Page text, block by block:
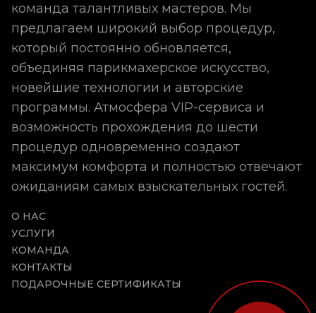
команда талантливых мастеров. Мы
предлагаем широкий выбор процедур,
который постоянно обновляется,
объединяя парикмахерское искусство,
новейшие технологии и авторские
программы. Атмосфера VIP-сервиса и
возможность прохождения до шести
процедур одновременно создают
максимум комфорта и полностью отвечают
ожиданиям самых взыскательных гостей.
О НАС
УСЛУГИ
КОМАНДА
КОНТАКТЫ
ПОДАРОЧНЫЕ СЕРТИФИКАТЫ